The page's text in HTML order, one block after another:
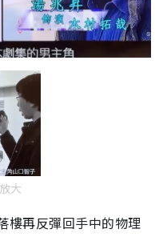
大
樓再反彈回手中的物理